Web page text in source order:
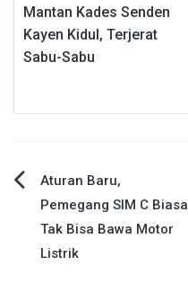
Mantan Kades Senden
Kayen Kidul, Terjerat
Sabu-Sabu
Navigasi
pos
Aturan Baru,
Pemegang SIM C Biasa
Tak Bisa Bawa Motor
Listrik